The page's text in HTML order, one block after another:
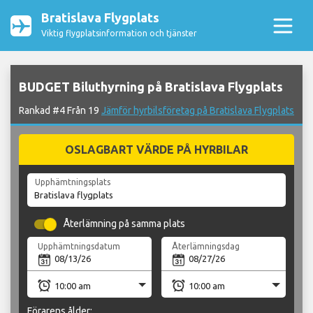
Bratislava Flygplats
Viktig flygplatsinformation och tjänster
BUDGET Biluthyrning på Bratislava Flygplats
Rankad #4 Från 19 Jämför hyrbilsföretag på Bratislava Flygplats
OSLAGBART VÄRDE PÅ HYRBILAR
Upphämtningsplats
Återlämning på samma plats
Upphämtningsdatum Återlämningsdag